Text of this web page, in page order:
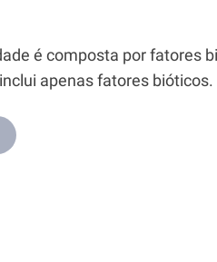
é composta por fatores
apenas fatores bióticos.